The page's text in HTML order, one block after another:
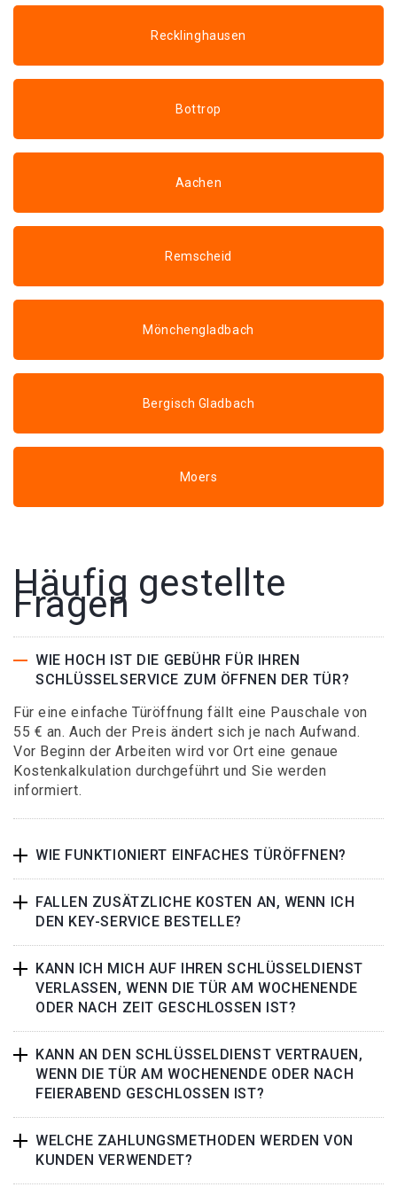
Recklinghausen
Bottrop
Aachen
Remscheid
Mönchengladbach
Bergisch Gladbach
Moers
Häufig gestellte
Fragen
WIE HOCH IST DIE GEBÜHR FÜR IHREN
SCHLÜSSELSERVICE ZUM ÖFFNEN DER TÜR?
Für eine einfache Türöffnung fällt eine Pauschale von
55 € an. Auch der Preis ändert sich je nach Aufwand.
Vor Beginn der Arbeiten wird vor Ort eine genaue
Kostenkalkulation durchgeführt und Sie werden
informiert.
WIE FUNKTIONIERT EINFACHES TÜRÖFFNEN?
FALLEN ZUSÄTZLICHE KOSTEN AN, WENN ICH
DEN KEY-SERVICE BESTELLE?
KANN ICH MICH AUF IHREN SCHLÜSSELDIENST
VERLASSEN, WENN DIE TÜR AM WOCHENENDE
ODER NACH ZEIT GESCHLOSSEN IST?
KANN AN DEN SCHLÜSSELDIENST VERTRAUEN,
WENN DIE TÜR AM WOCHENENDE ODER NACH
FEIERABEND GESCHLOSSEN IST?
WELCHE ZAHLUNGSMETHODEN WERDEN VON
KUNDEN VERWENDET?